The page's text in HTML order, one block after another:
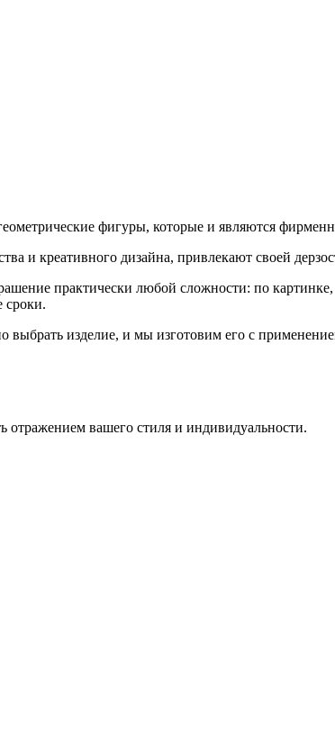
фигуры, которые и являются
и креативного дизайна, привлекают своей
практически любой сложности: по
сроки.
выбрать изделие, и мы изготовим его с
вашего стиля и индивидуальности.